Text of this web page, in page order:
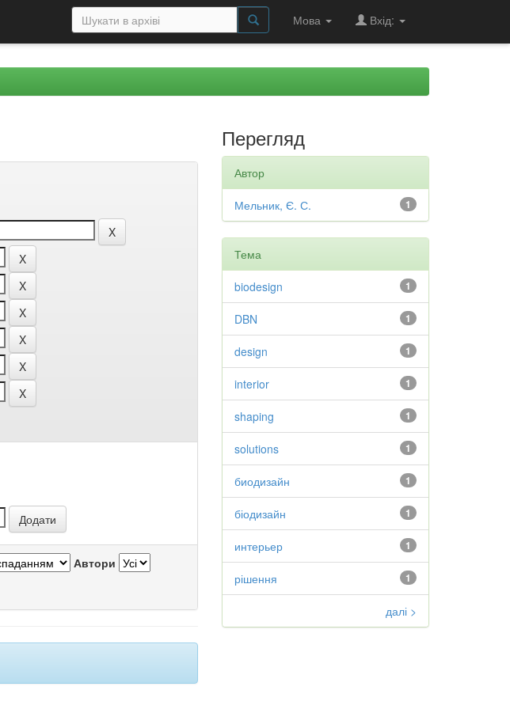
Мова Вхід:
Автори
Перегляд
Автор
1
Мельник, Є. С.
Тема
1
biodesign
1
DBN
1
design
1
interior
1
shaping
1
solutions
1
биодизайн
1
біодизайн
1
интерьер
1
рішення
далі >